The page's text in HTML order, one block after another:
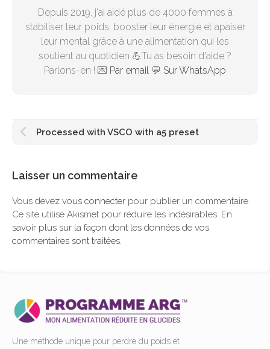
Depuis 2019, j'ai aidé plus de 4000 femmes à
stabiliser leur poids, booster leur énergie et apaiser
leur mental grâce à une alimentation qui les
soutient au quotidien 💪Tu as besoin d'aide ?
Parlons-en ! 💌 Par email 💬 Sur WhatsApp
Processed with VSCO with a5 preset
Laisser un commentaire
Vous devez vous connecter pour publier un commentaire.
Ce site utilise Akismet pour réduire les indésirables. En
savoir plus sur la façon dont les données de vos
commentaires sont traitées.
Une méthode unique pour perdre du poids et